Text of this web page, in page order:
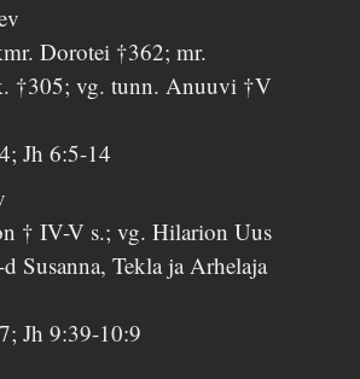
Dorotei †362; mr.
†305; vg. tunn. Anuuvi †V
Jh 6:5-14
† IV-V s.; vg. Hilarion Uus
Susanna, Tekla ja Arhelaja
Jh 9:39-10:9